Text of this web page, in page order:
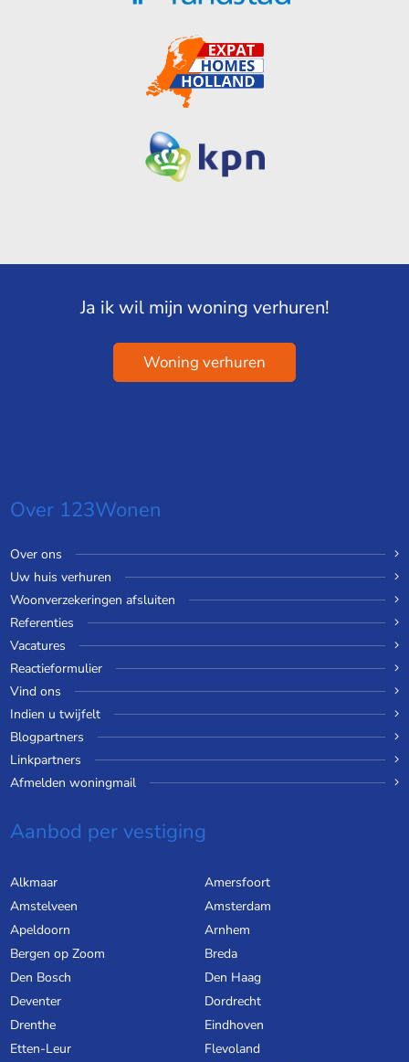
Ja ik wil mijn woning verhuren!
Woning verhuren
Over 123Wonen
Over ons
Uw huis verhuren
Woonverzekeringen afsluiten
Referenties
Vacatures
Reactieformulier
Vind ons
Indien u twijfelt
Blogpartners
Linkpartners
Afmelden woningmail
Aanbod per vestiging
Alkmaar
Amersfoort
Amstelveen
Amsterdam
Apeldoorn
Arnhem
Bergen op Zoom
Breda
Den Bosch
Den Haag
Deventer
Dordrecht
Drenthe
Eindhoven
Etten-Leur
Flevoland